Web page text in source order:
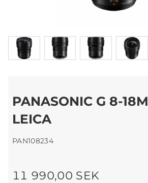
PANASONIC G 8-
LEICA
PAN108234
11 990,00 SEK